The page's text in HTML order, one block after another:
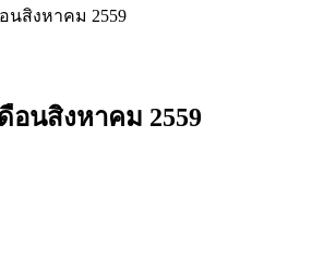
สิงหาคม 2559
นสิงหาคม 2559